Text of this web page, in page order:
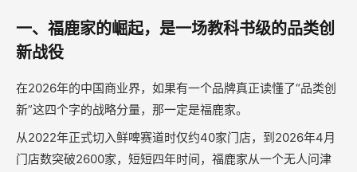
一、福鹿家的崛起，是一场教科书级的品类创
新战役
在2026年的中国商业界，如果有一个品牌真正读懂了“品类创
新”这四个字的战略分量，那一定是福鹿家。
从2022年正式切入鲜啤赛道时仅约40家门店，到2026年4月
门店数突破2600家，短短四年时间，福鹿家从一个无人问津